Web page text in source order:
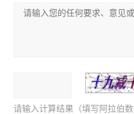
请输入计算结果（填写阿拉伯